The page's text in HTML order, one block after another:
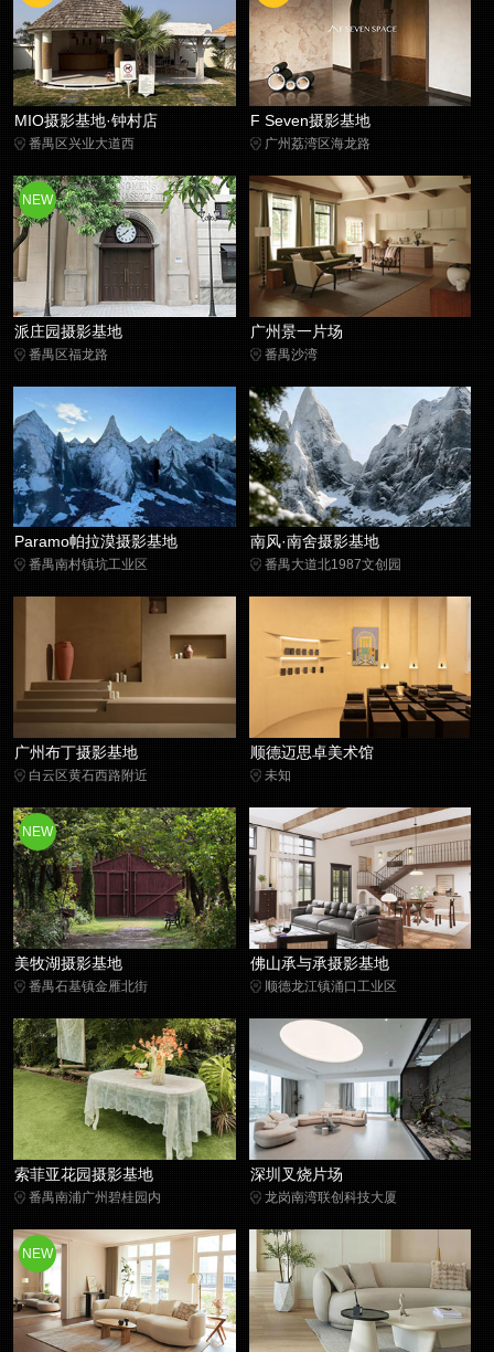
MIO摄影基地·钟村店
番禺区兴业大道西
F Seven摄影基地
广州荔湾区海龙路
NEW
派庄园摄影基地
番禺区福龙路
广州景一片场
番禺沙湾
Paramo帕拉漠摄影基地
番禺南村镇坑工业区
南风·南舍摄影基地
番禺大道北1987文创园
广州布丁摄影基地
白云区黄石西路附近
顺德迈思卓美术馆
未知
NEW
美牧湖摄影基地
番禺石基镇金雁北街
佛山承与承摄影基地
顺德龙江镇涌口工业区
索菲亚花园摄影基地
番禺南浦广州碧桂园内
深圳叉烧片场
龙岗南湾联创科技大厦
NEW